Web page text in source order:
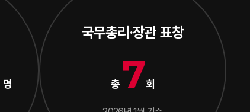
명
국무총리·장관 표창
총 7회